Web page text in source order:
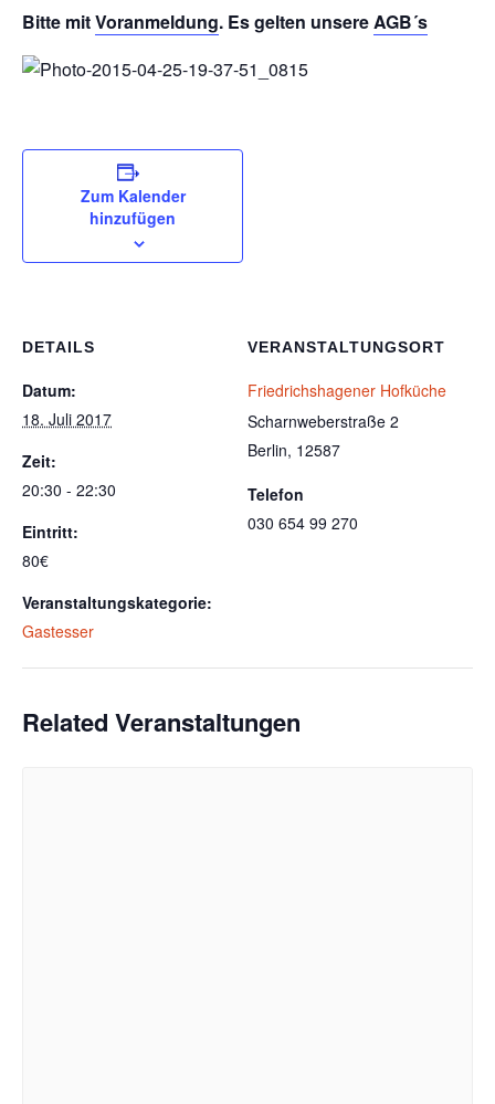
Bitte mitVoranmeldung. Es gelten unsereAGB´s
Zum Kalender
hinzufügen
DETAILS
Datum:
18. Juli 2017
Zeit:
20:30 - 22:30
Eintritt:
80€
Veranstaltungskategorie:
Gastesser
VERANSTALTUNGSORT
Friedrichshagener Hofküche
Scharnweberstraße 2
Berlin, 12587
Telefon
030 654 99 270
Related Veranstaltungen